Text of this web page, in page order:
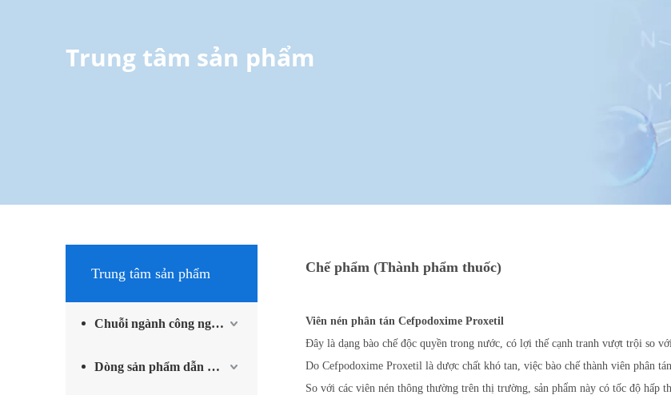
Trung tâm sản phẩm
Trung tâm sản phẩm
Chuỗi ngành công nghiệp methylamine
Dòng sản phẩm dẫn xuất iốt và sản phẩm phụ trợ
Chế phẩm (Thành phẩm thuốc)
Viên nén phân tán Cefpodoxime Proxetil
Đây là dạng bào chế độc quyền trong nước, có lợi thế cạnh tranh vượt trội so với
Do Cefpodoxime Proxetil là dược chất khó tan, việc bào chế thành viên phân
So với các viên nén thông thường trên thị trường, sản phẩm này có tốc độ